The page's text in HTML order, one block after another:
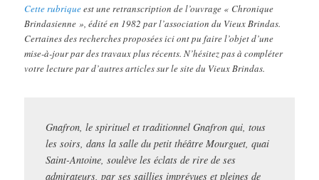
Cette rubriqueest une retranscription de l’ouvrage « Chronique
Brindasienne », édité en 1982 par l’association du Vieux Brindas.
Certaines des recherches proposées ici ont pu faire l’objet d’une
mise-à-jour par des travaux plus récents. N’hésitez pas à compléter
votre lecture par d’autres articles sur le site du Vieux Brindas.
Gnafron, le spirituel et traditionnel Gnafron qui, tous
les soirs, dans la salle du petit théâtre Mourguet, quai
Saint-Antoine, soulève les éclats de rire de ses
admirateurs, par ses saillies imprévues et pleines de